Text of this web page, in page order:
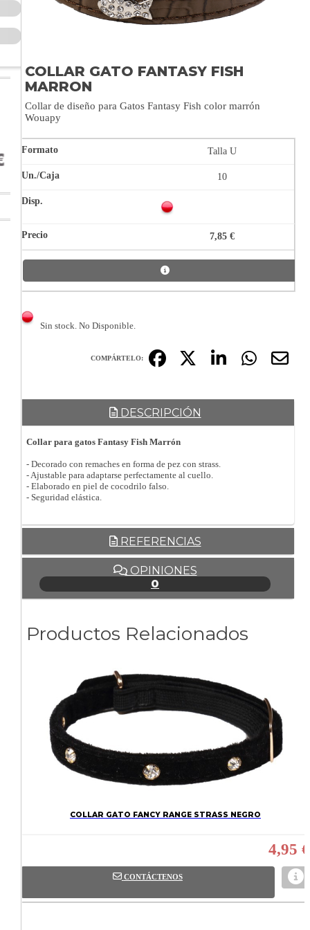
COLLAR GATO FANTASY FISH
MARRON
Collar de diseño para Gatos Fantasy Fish color marrón
Wouapy
Talla U
10
7,85 €
Sin stock. No Disponible.
COMPÁRTELO:
DESCRIPCIÓN
Collar para gatos Fantasy Fish Marrón
- Decorado con remaches en forma de pez con strass.
- Ajustable para adaptarse perfectamente al cuello.
- Elaborado en piel de cocodrilo falso.
- Seguridad elástica.
REFERENCIAS
OPINIONES
0
Productos Relacionados
COLLAR GATO FANCY RANGE STRASS NEGRO
4,95 €
CONTÁCTENOS